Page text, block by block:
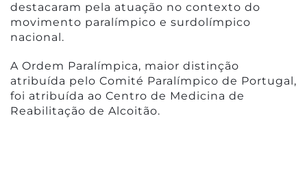
destacaram pela atuação no contexto do
movimento paralímpico e surdolímpico
nacional.
A Ordem Paralímpica, maior distinção
atribuída pelo Comité Paralímpico de Portugal,
foi atribuída ao Centro de Medicina de
Reabilitação de Alcoitão.